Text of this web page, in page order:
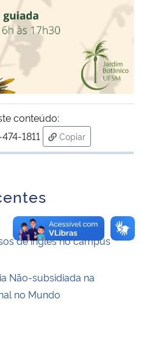
conteúdo:
1811
Copiar
para área de
de inglês no campus
Não-subsidiada na
no Mundo